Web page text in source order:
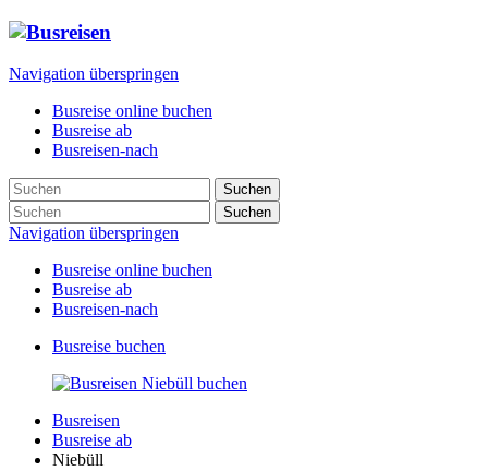
Navigation überspringen
Busreise online buchen
Busreise ab
Busreisen-nach
Suchen
Suchen
Navigation überspringen
Busreise online buchen
Busreise ab
Busreisen-nach
Busreise buchen
Busreisen
Busreise ab
Niebüll